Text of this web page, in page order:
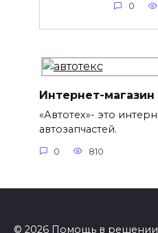
0
Интернет-магазин
«Автотех»- это
автозапчастей.
0 810
© 2026 Помощь в